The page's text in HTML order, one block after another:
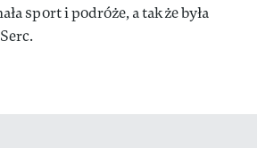
sport i podróże, a także była